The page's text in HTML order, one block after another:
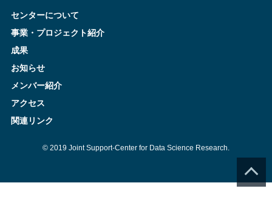
センターについて
事業・プロジェクト紹介
成果
お知らせ
メンバー紹介
アクセス
関連リンク
© 2019 Joint Support-Center for Data Science Research.